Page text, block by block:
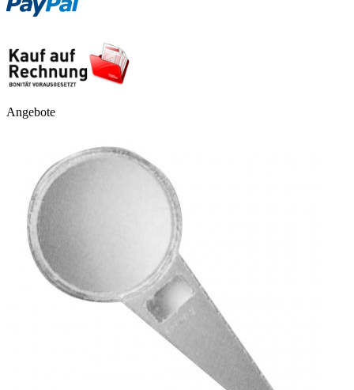
Angebote